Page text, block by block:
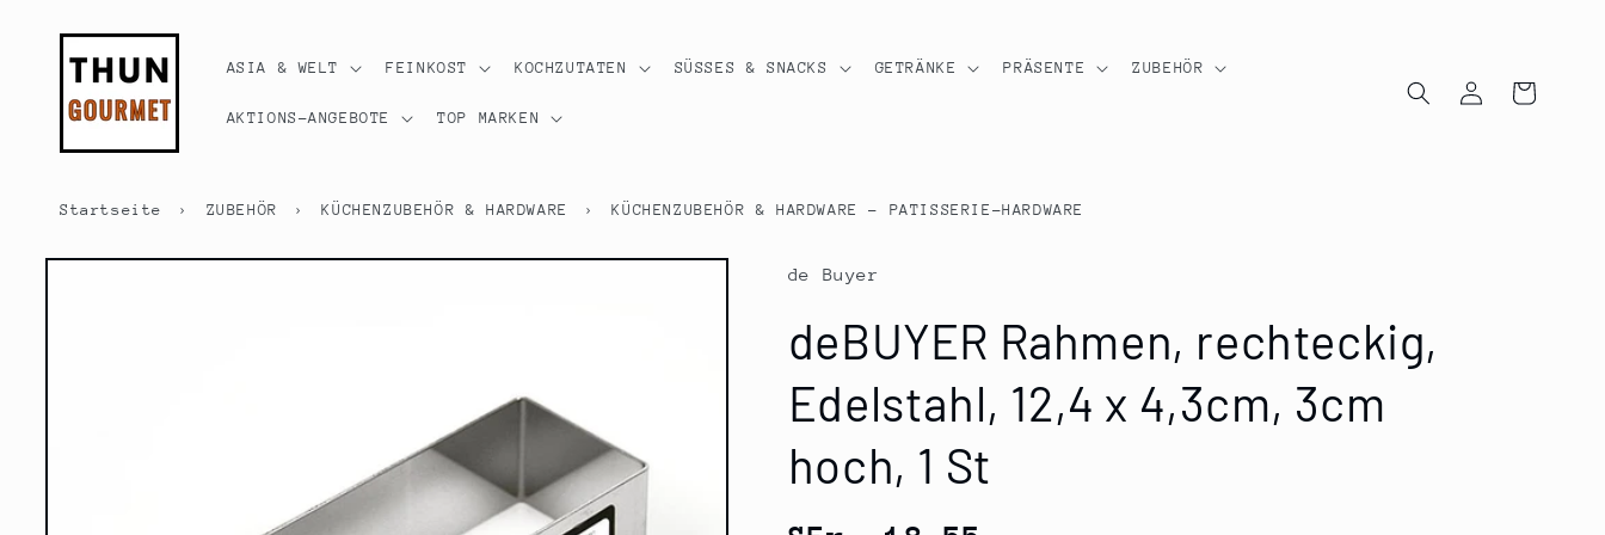
ASIA & WELT FEINKOST KOCHZUTATEN SÜSSES & SNACKS GETRÄNKE PRÄSENTE ZUBEHÖR
AKTIONS-ANGEBOTE TOP MARKEN
EinloggenWarenkorb
Startseite › ZUBEHÖR › KÜCHENZUBEHÖR & HARDWARE › KÜCHENZUBEHÖR & HARDWARE - PATISSERIE-HARDWARE
de Buyer
deBUYER Rahmen, rechteckig,
Edelstahl, 12,4 x 4,3cm, 3cm
hoch, 1 St
Normaler